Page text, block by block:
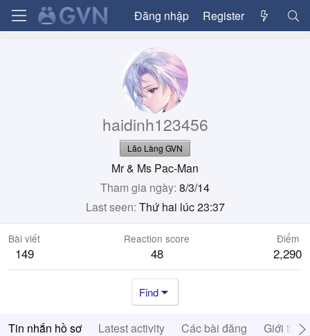
Đăng nhập Register
haidinh123456
Lão Làng GVN
Mr & Ms Pac-Man
Tham gia ngày 8/3/14
Last seen Thứ hai lúc 23:37
Bài viết
149
Reaction score
48
Điểm
2,290
Find
Tin nhắn hồ sơ Latest activity Các bài đăng Giới thiệu